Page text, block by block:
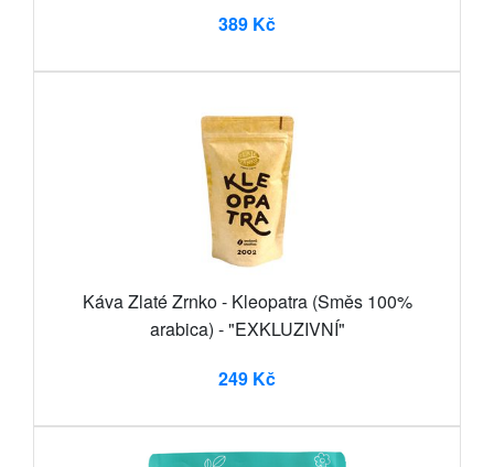
389 Kč
Káva Zlaté Zrnko - Kleopatra (Směs 100%
arabica) - "EXKLUZIVNÍ"
249 Kč